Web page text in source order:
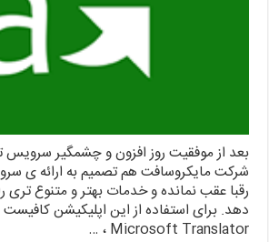
بعد از موفقیت روز افزون و چشمگیر سرویس
شرکت مایکروسافت هم تصمیم به ارائه ی
رقبا عقب نمانده و خدمات بهتر و متنوع تری را
دهد. برای استفاده از این اپلیکیشن
Microsoft Translator ، …